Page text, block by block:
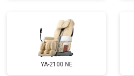
YA-2100 NE